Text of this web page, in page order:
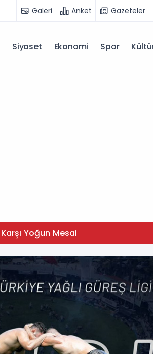
Galeri Anket Gazeteler
Siyaset Ekonomi Spor
Karşı Yoğun Mesai